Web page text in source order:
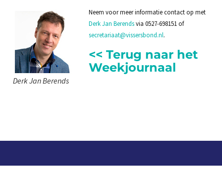
Derk Jan Berends
Neem voor meer informatie contact op met
Derk Jan Berendsvia 0527-698151 of
secretariaat@vissersbond.nl.
<< Terug naar het
Weekjournaal